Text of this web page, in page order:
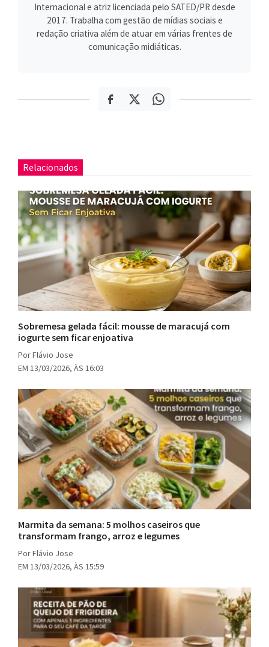
Internacional e atriz licenciada pelo SATED/PR desde
2017. Trabalha com gestão de mídias sociais e
redação criativa além de atuar em várias frentes de
comunicação midiáticas.
Relacionados
Sobremesa gelada fácil: mousse de maracujá com
iogurte sem ficar enjoativa
Por Flávio Jose
EM 13/03/2026, ÀS 16:03
Marmita da semana: 5 molhos caseiros que
transformam frango, arroz e legumes
Por Flávio Jose
EM 13/03/2026, ÀS 15:59